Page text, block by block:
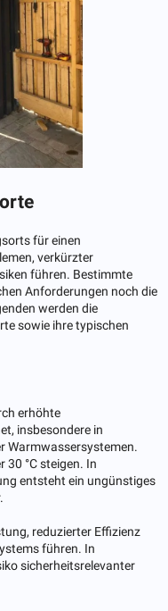
für einen
verkürzter
führen. Bestimmte
Anforderungen noch die
werden die
sowie ihre typischen
erhöhte
insbesondere in
Warmwassersystemen.
30 °C steigen. In
entsteht ein ungünstiges
reduzierter Effizienz
führen. In
sicherheitsrelevanter